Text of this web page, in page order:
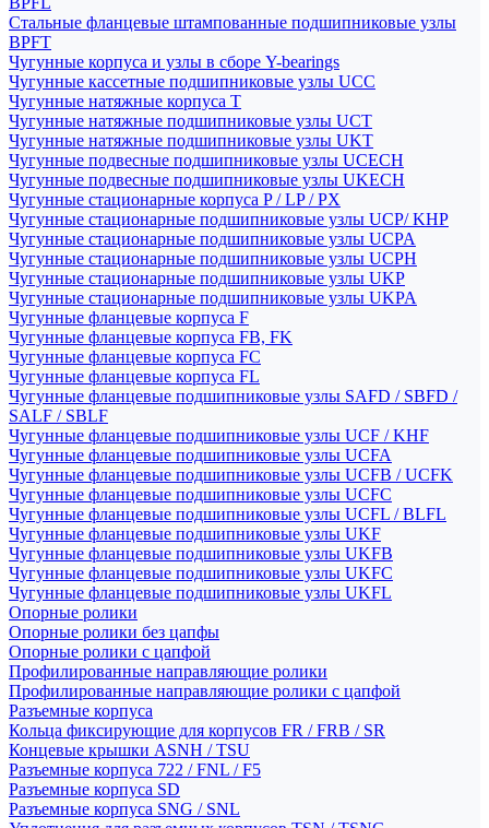
Стальные фланцевые штампованные подшипниковые узлы
BPFT
Чугунные корпуса и узлы в сборе Y-bearings
Чугунные кассетные подшипниковые узлы UCC
Чугунные натяжные корпуса T
Чугунные натяжные подшипниковые узлы UCT
Чугунные натяжные подшипниковые узлы UKT
Чугунные подвесные подшипниковые узлы UCECH
Чугунные подвесные подшипниковые узлы UKECH
Чугунные стационарные корпуса P / LP / PX
Чугунные стационарные подшипниковые узлы UCP/ KHP
Чугунные стационарные подшипниковые узлы UCPA
Чугунные стационарные подшипниковые узлы UCPH
Чугунные стационарные подшипниковые узлы UKP
Чугунные стационарные подшипниковые узлы UKPA
Чугунные фланцевые корпуса F
Чугунные фланцевые корпуса FB, FK
Чугунные фланцевые корпуса FC
Чугунные фланцевые корпуса FL
Чугунные фланцевые подшипниковые узлы SAFD / SBFD /
SALF / SBLF
Чугунные фланцевые подшипниковые узлы UCF / KHF
Чугунные фланцевые подшипниковые узлы UCFA
Чугунные фланцевые подшипниковые узлы UCFB / UCFK
Чугунные фланцевые подшипниковые узлы UCFC
Чугунные фланцевые подшипниковые узлы UCFL / BLFL
Чугунные фланцевые подшипниковые узлы UKF
Чугунные фланцевые подшипниковые узлы UKFB
Чугунные фланцевые подшипниковые узлы UKFC
Чугунные фланцевые подшипниковые узлы UKFL
Опорные ролики
Опорные ролики без цапфы
Опорные ролики с цапфой
Профилированные направляющие ролики
Профилированные направляющие ролики с цапфой
Разъемные корпуса
Кольца фиксирующие для корпусов FR / FRB / SR
Концевые крышки ASNH / TSU
Разъемные корпуса 722 / FNL / F5
Разъемные корпуса SD
Разъемные корпуса SNG / SNL